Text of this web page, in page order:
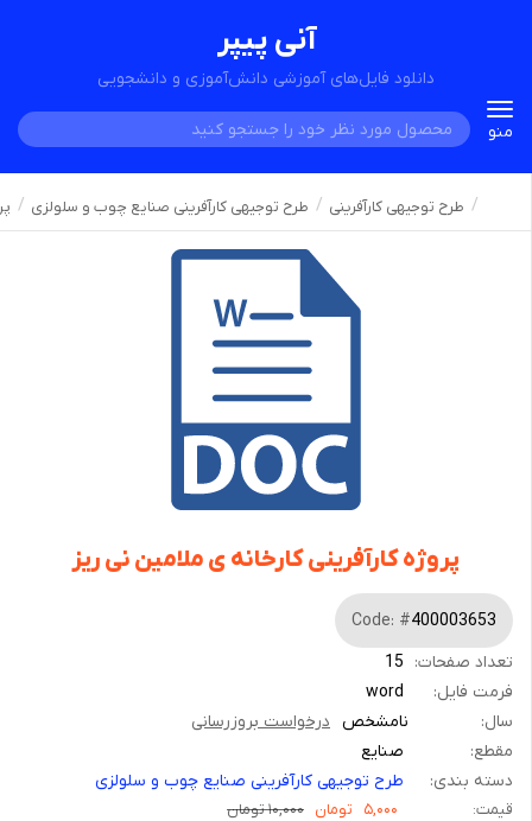
آنی پیپر
دانلود فایل‌های آموزشی دانش‌آموزی و دانشجویی
Toggle
navigation
منو
طرح توجیهی کارآفرینی طرح توجیهی کارآفرینی صنایع چوب و سلولزی
پروژه کارآفرینی کارخانه ی ملامین نی ریز
Code: #400003653
تعداد صفحات: 15
فرمت فایل:
word
سال:
نامشخص درخواست بروزرسانی
مقطع:
صنایع
دسته بندی:
طرح توجیهی کارآفرینی صنایع چوب و سلولزی
قیمت: ۵,۰۰۰ تومان ۱۰,۰۰۰ تومان